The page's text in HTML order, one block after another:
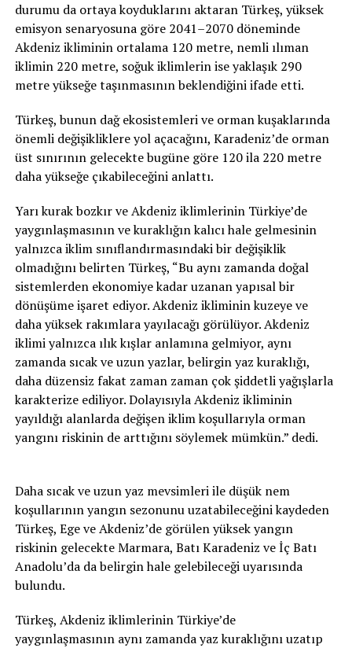
durumu da ortaya koyduklarını aktaran Türkeş, yüksek
emisyon senaryosuna göre 2041–2070 döneminde
Akdeniz ikliminin ortalama 120 metre, nemli ılıman
iklimin 220 metre, soğuk iklimlerin ise yaklaşık 290
metre yükseğe taşınmasının beklendiğini ifade etti.
Türkeş, bunun dağ ekosistemleri ve orman kuşaklarında
önemli değişikliklere yol açacağını, Karadeniz’de orman
üst sınırının gelecekte bugüne göre 120 ila 220 metre
daha yükseğe çıkabileceğini anlattı.
Yarı kurak bozkır ve Akdeniz iklimlerinin Türkiye’de
yaygınlaşmasının ve kuraklığın kalıcı hale gelmesinin
yalnızca iklim sınıflandırmasındaki bir değişiklik
olmadığını belirten Türkeş, “Bu aynı zamanda doğal
sistemlerden ekonomiye kadar uzanan yapısal bir
dönüşüme işaret ediyor. Akdeniz ikliminin kuzeye ve
daha yüksek rakımlara yayılacağı görülüyor. Akdeniz
iklimi yalnızca ılık kışlar anlamına gelmiyor, aynı
zamanda sıcak ve uzun yazlar, belirgin yaz kuraklığı,
daha düzensiz fakat zaman zaman çok şiddetli yağışlarla
karakterize ediliyor. Dolayısıyla Akdeniz ikliminin
yayıldığı alanlarda değişen iklim koşullarıyla orman
yangını riskinin de arttığını söylemek mümkün.” dedi.
Daha sıcak ve uzun yaz mevsimleri ile düşük nem
koşullarının yangın sezonunu uzatabileceğini kaydeden
Türkeş, Ege ve Akdeniz’de görülen yüksek yangın
riskinin gelecekte Marmara, Batı Karadeniz ve İç Batı
Anadolu’da da belirgin hale gelebileceği uyarısında
bulundu.
Türkeş, Akdeniz iklimlerinin Türkiye’de
yaygınlaşmasının aynı zamanda yaz kuraklığını uzatıp